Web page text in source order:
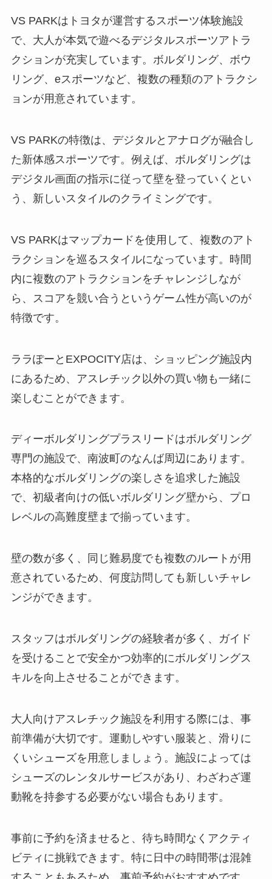
VS PARKはトヨタが運営するスポーツ体験施設
で、大人が本気で遊べるデジタルスポーツアトラ
クションが充実しています。ボルダリング、ボウ
リング、eスポーツなど、複数の種類のアトラクシ
ョンが用意されています。
VS PARKの特徴は、デジタルとアナログが融合し
た新体感スポーツです。例えば、ボルダリングは
デジタル画面の指示に従って壁を登っていくとい
う、新しいスタイルのクライミングです。
VS PARKはマップカードを使用して、複数のアト
ラクションを巡るスタイルになっています。時間
内に複数のアトラクションをチャレンジしなが
ら、スコアを競い合うというゲーム性が高いのが
特徴です。
ララぽーとEXPOCITY店は、ショッピング施設内
にあるため、アスレチック以外の買い物も一緒に
楽しむことができます。
ディーボルダリングプラスリードはボルダリング
専門の施設で、南波町のなんば周辺にあります。
本格的なボルダリングの楽しさを追求した施設
で、初級者向けの低いボルダリング壁から、プロ
レベルの高難度壁まで揃っています。
壁の数が多く、同じ難易度でも複数のルートが用
意されているため、何度訪問しても新しいチャレ
ンジができます。
スタッフはボルダリングの経験者が多く、ガイド
を受けることで安全かつ効率的にボルダリングス
キルを向上させることができます。
大人向けアスレチック施設を利用する際には、事
前準備が大切です。運動しやすい服装と、滑りに
くいシューズを用意しましょう。施設によっては
シューズのレンタルサービスがあり、わざわざ運
動靴を持参する必要がない場合もあります。
事前に予約を済ませると、待ち時間なくアクティ
ビティに挑戦できます。特に日中の時間帯は混雑